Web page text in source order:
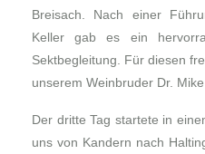
Breisach. Nach einer
Keller gab es ein
Sektbegleitung. Für diesen
unserem Weinbruder Dr.
Der dritte Tag startete in
uns von Kandern nach